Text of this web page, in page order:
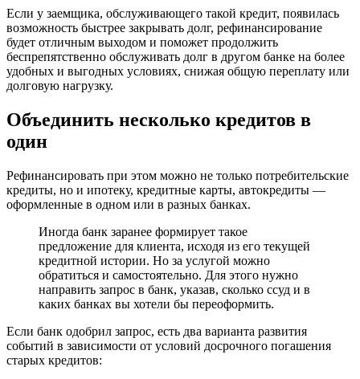
Если у заемщика, обслуживающего такой кредит, появилась
возможность быстрее закрывать долг, рефинансирование
будет отличным выходом и поможет продолжить
беспрепятственно обслуживать долг в другом банке на более
удобных и выгодных условиях, снижая общую переплату или
долговую нагрузку.
Объединить несколько кредитов в
один
Рефинансировать при этом можно не только потребительские
кредиты, но и ипотеку, кредитные карты, автокредиты —
оформленные в одном или в разных банках.
Иногда банк заранее формирует такое
предложение для клиента, исходя из его текущей
кредитной истории. Но за услугой можно
обратиться и самостоятельно. Для этого нужно
направить запрос в банк, указав, сколько ссуд и в
каких банках вы хотели бы переоформить.
Если банк одобрил запрос, есть два варианта развития
событий в зависимости от условий досрочного погашения
старых кредитов: